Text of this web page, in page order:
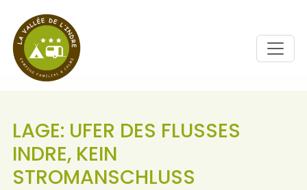
LAGE: UFER DES FLUSSES
INDRE, KEIN
STROMANSCHLUSS